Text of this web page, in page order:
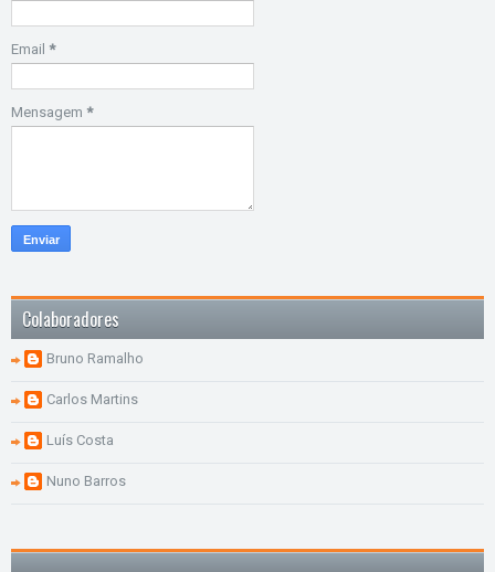
Email *
Mensagem *
Colaboradores
Bruno Ramalho
Carlos Martins
Luís Costa
Nuno Barros